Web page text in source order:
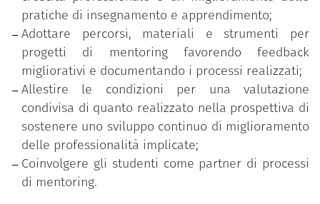
una fase sperimentazione attiva nella quale da
un lato si pratica sul campo il ruolo di mentor
e mentee per una corretta interpretazione
delle dinamiche relazionali e dei processi di
accompagnamento e supporto, dall’altro lato si
valida l’impiego degli strumenti del mentoring
(accordo etico, peer-observation, relazione fra
pari, coinvolgimento degli studenti, utilizzo di
procedure e dispositivi di analisi, …);
una fase di supervisione come spazio di
rielaborazione personale e di gruppo utile per
pratiche di insegnamento e apprendimento;
Adottare percorsi, materiali e strumenti per
progetti di mentoring favorendo feedback
migliorativi e documentando i processi realizzati;
Allestire le condizioni per una valutazione
condivisa di quanto realizzato nella prospettiva di
sostenere uno sviluppo continuo di miglioramento
delle professionalità implicate;
Coinvolgere gli studenti come partner di processi
di mentoring.